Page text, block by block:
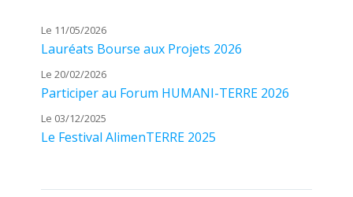
Le 11/05/2026
Lauréats Bourse aux Projets 2026
Le 20/02/2026
Participer au Forum HUMANI-TERRE 2026
Le 03/12/2025
Le Festival AlimenTERRE 2025